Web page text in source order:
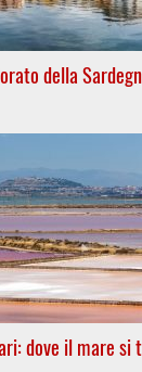
della
dove il mare si